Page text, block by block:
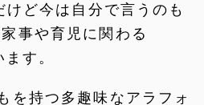
ど今は自分で言うのも
事や育児に関わる
す。
を持つ多趣味なアラフォ